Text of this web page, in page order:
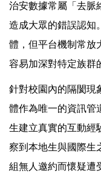
治安數據常屬「去脈
造成大眾的錯誤認知
體，但平台機制常放
容易加深對特定族群
針對校園內的隔閡現
體作為唯一的資訊管
生建立真實的互動經
察到本地生與國際生
組無人邀約而懷疑遭